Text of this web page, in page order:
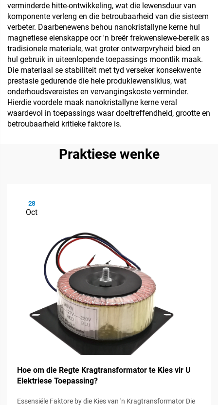
verminderde hitte-ontwikkeling, wat die lewensduur van
komponente verleng en die betroubaarheid van die sisteem
verbeter. Daarbenewens behou nanokristallyne kerne hul
magnetiese eienskappe oor 'n breër frekwensiewe-bereik as
tradisionele materiale, wat groter ontwerpvryheid bied en
hul gebruik in uiteenlopende toepassings moontlik maak.
Die materiaal se stabiliteit met tyd verseker konsekwente
prestasie gedurende die hele produklewensiklus, wat
onderhoudsvereistes en vervangingskoste verminder.
Hierdie voordele maak nanokristallyne kerne veral
waardevol in toepassings waar doeltreffendheid, grootte en
betroubaarheid kritieke faktore is.
Praktiese wenke
28
Oct
Hoe om die Regte Kragtransformator te Kies vir U
Elektriese Toepassing?
Essensiële Faktore by die Kies van 'n Kragtransformator Die